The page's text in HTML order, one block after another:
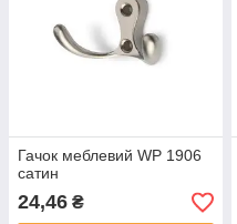
Гачок меблевий WP 1906
сатин
24,46 ₴